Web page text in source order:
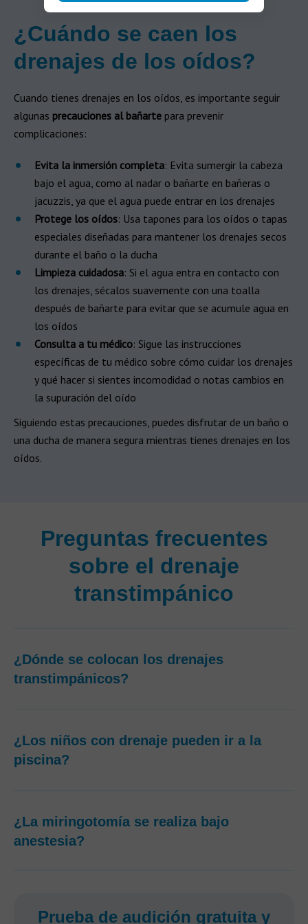
¿Cuándo se caen los
drenajes de los oídos?
Cuando tienes drenajes en los oídos, es importante seguir
algunas precauciones al bañarte para prevenir
complicaciones:
Evita la inmersión completa: Evita sumergir la cabeza
bajo el agua, como al nadar o bañarte en bañeras o
jacuzzis, ya que el agua puede entrar en los drenajes
Protege los oídos: Usa tapones para los oídos o tapas
especiales diseñadas para mantener los drenajes secos
durante el baño o la ducha
Limpieza cuidadosa: Si el agua entra en contacto con
los drenajes, sécalos suavemente con una toalla
después de bañarte para evitar que se acumule agua en
los oídos
Consulta a tu médico: Sigue las instrucciones
específicas de tu médico sobre cómo cuidar los drenajes
y qué hacer si sientes incomodidad o notas cambios en
la supuración del oído
Siguiendo estas precauciones, puedes disfrutar de un baño o
una ducha de manera segura mientras tienes drenajes en los
oídos.
Preguntas frecuentes
sobre el drenaje
transtimpánico
¿Dónde se colocan los drenajes
transtimpánicos?
¿Los niños con drenaje pueden ir a la
piscina?
¿La miringotomía se realiza bajo
anestesia?
Prueba de audición gratuita y